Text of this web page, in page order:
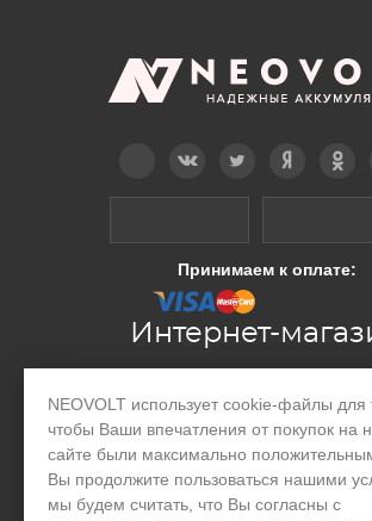
NEOVOLT использует cookie-файлы для
чтобы Ваши впечатления от покупок на
сайте были максимально
Вы продолжите пользоваться нашими
мы будем считать, что Вы согласны с
Принимаем к оплате:
Интернет-
Производство
Организациям
Акции и скидки